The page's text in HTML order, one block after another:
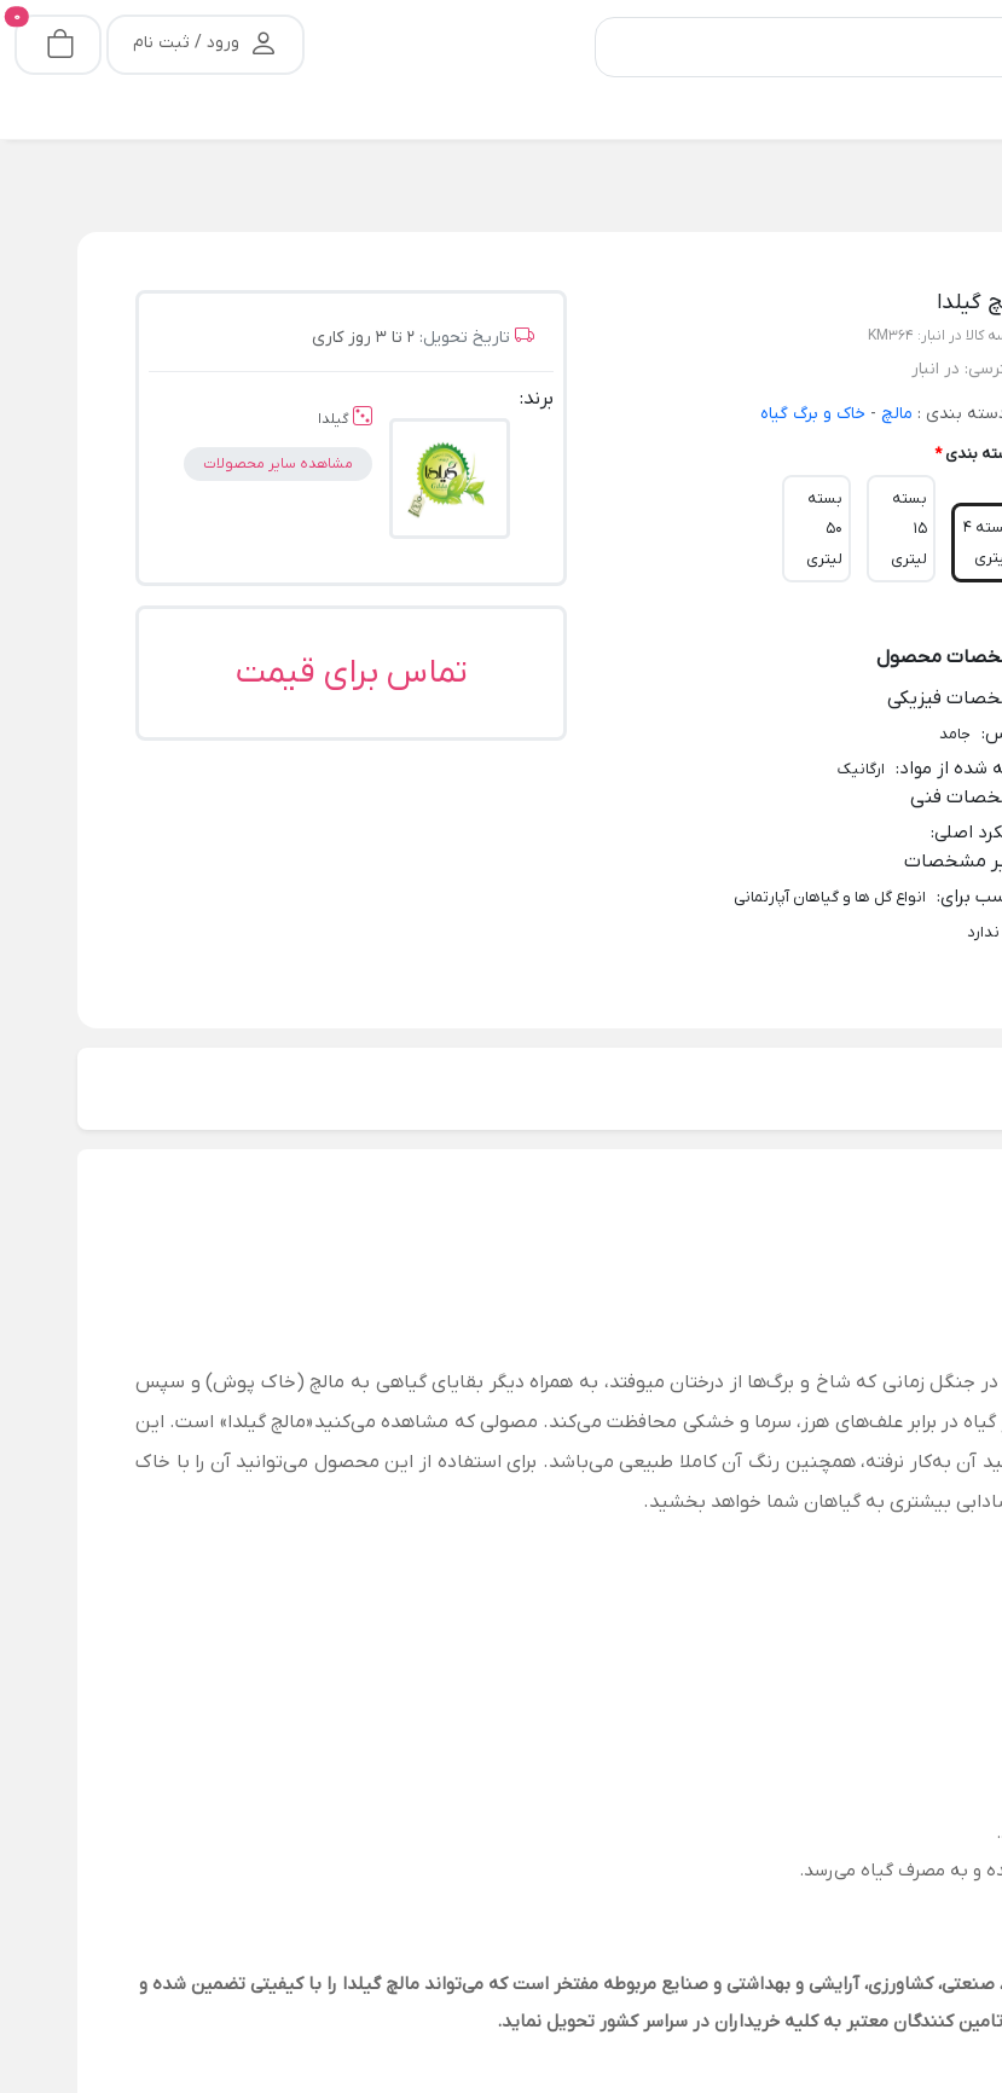
ورود / ثبت نام
0
گیلدا
کالا در انبار: KM364
در انبار
بندی : مالچ - خاک و برگ گیاه
بندی *
بسته 4
بسته
15
لیتری
بسته
50
لیتری
محصول
فیزیکی
: جامد
شده از مواد: ارگانیک
فنی
اصلی:
مشخصات
برای: انواع گل ها و گیاهان آپارتمانی
ندارد
تاریخ تحویل: 2 تا 3 روز کاری
برند:
گیلدا
مشاهده سایر محصولات
تماس برای قیمت
جنگل زمانی که شاخ و برگ‌ها از درختان میوفتد، به همراه دیگر بقایای گیاهی به مالچ (خاک پوش) و سپس
گیاه در برابر علف‌های هرز، سرما و خشکی محافظت می‌کند. مصولی که مشاهده می‌کنید«مالچ گیلدا» است. این
آن به‌کار نرفته، همچنین رنگ آن کاملا طبیعی می‌باشد. برای استفاده از این محصول می‌توانید آن را با خاک
بیشتری به گیاهان شما خواهد بخشید.
و به مصرف گیاه می‌رسد.
کشاورزی، آرایشی و بهداشتی و صنایع مربوطه مفتخر است که می‌تواند مالچ گیلدا را با کیفیتی تضمین شده و
کنندگان معتبر به کلیه خریداران در سراسر کشور تحویل نماید.